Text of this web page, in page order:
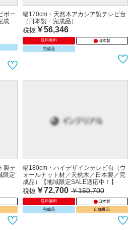
ボー
成
幅170cm・天然木アカシア製テレビ台
（日本製・完成品）
税抜 ￥56,346
送料無料
日本製
完成品
製テ
限定
幅180cm・ハイデザインテレビ台（ウ
ォールナット材／天然木／日本製／完
成品）【地域限定SALE適応中！】
税抜 ￥72,700 ￥150,700
送料無料
日本製
完成品
店舗展示